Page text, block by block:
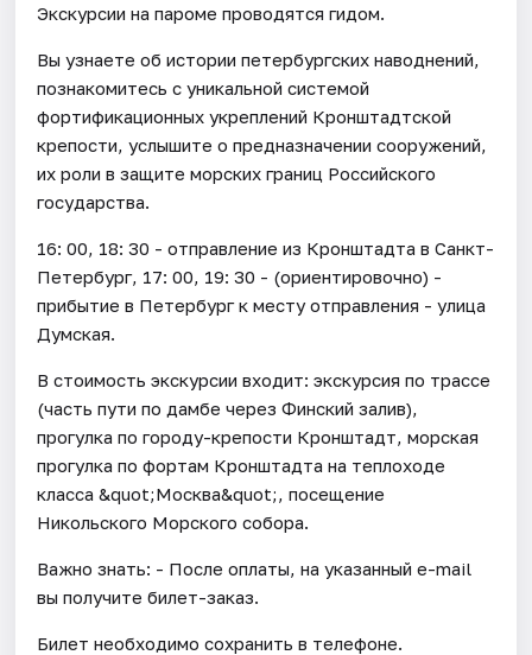
Экскурсии на пароме проводятся гидом.
Вы узнаете об истории петербургских наводнений,
познакомитесь с уникальной системой
фортификационных укреплений Кронштадтской
крепости, услышите о предназначении сооружений,
их роли в защите морских границ Российского
государства.
16: 00, 18: 30 - отправление из Кронштадта в Санкт-
Петербург, 17: 00, 19: 30 - (ориентировочно) -
прибытие в Петербург к месту отправления - улица
Думская.
В стоимость экскурсии входит: экскурсия по трассе
(часть пути по дамбе через Финский залив),
прогулка по городу-крепости Кронштадт, морская
прогулка по фортам Кронштадта на теплоходе
класса &quot;Москва&quot;, посещение
Никольского Морского собора.
Важно знать: - После оплаты, на указанный e-mail
вы получите билет-заказ.
Билет необходимо сохранить в телефоне.